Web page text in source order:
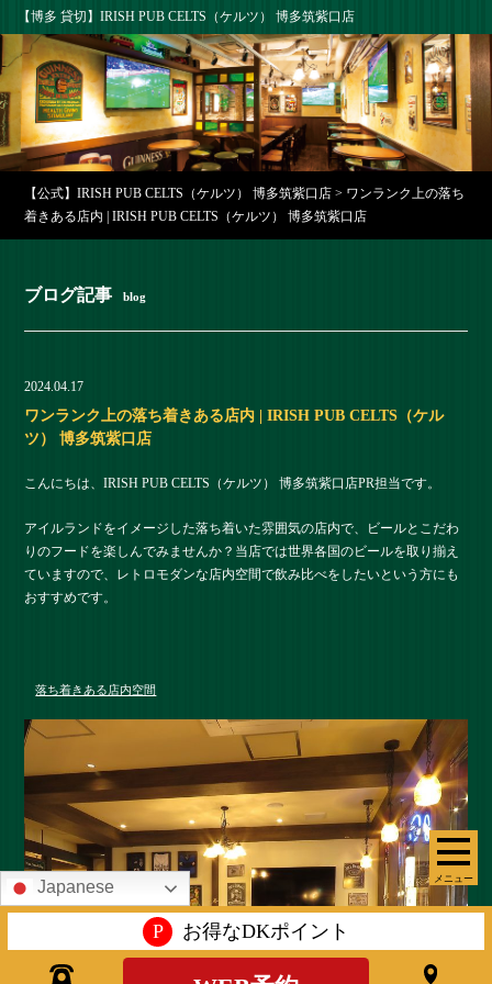
【博多 貸切】IRISH PUB CELTS（ケルツ） 博多筑紫口店
メニュー
【公式】IRISH PUB CELTS（ケルツ） 博多筑紫口店 > ワンランク上の落ち
着きある店内 | IRISH PUB CELTS（ケルツ） 博多筑紫口店
ブログ記事 blog
2024.04.17
ワンランク上の落ち着きある店内 | IRISH PUB CELTS（ケル
ツ） 博多筑紫口店
こんにちは、IRISH PUB CELTS（ケルツ） 博多筑紫口店PR担当です。
アイルランドをイメージした落ち着いた雰囲気の店内で、ビールとこだわ
りのフードを楽しんでみませんか？当店では世界各国のビールを取り揃え
ていますので、レトロモダンな店内空間で飲み比べをしたいという方にも
おすすめです。
落ち着きある店内空間
Japanese
P お得なDKポイント